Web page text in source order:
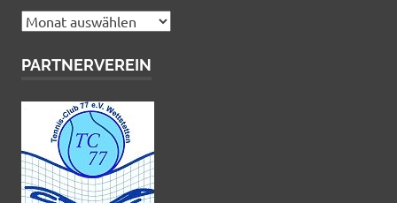
Archiv
PARTNERVEREIN